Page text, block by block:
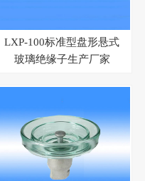
LXP-100标准型盘形悬式
玻璃绝缘子生产厂家